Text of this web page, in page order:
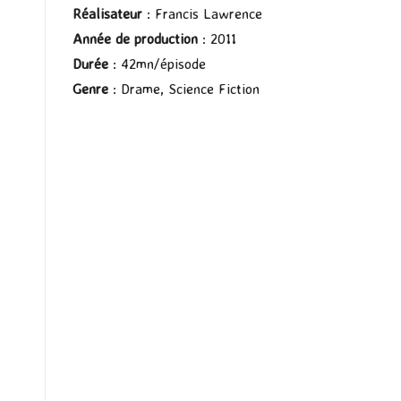
Réalisateur : Francis Lawrence
Année de production : 2011
Durée : 42mn/épisode
Genre : Drame, Science Fiction